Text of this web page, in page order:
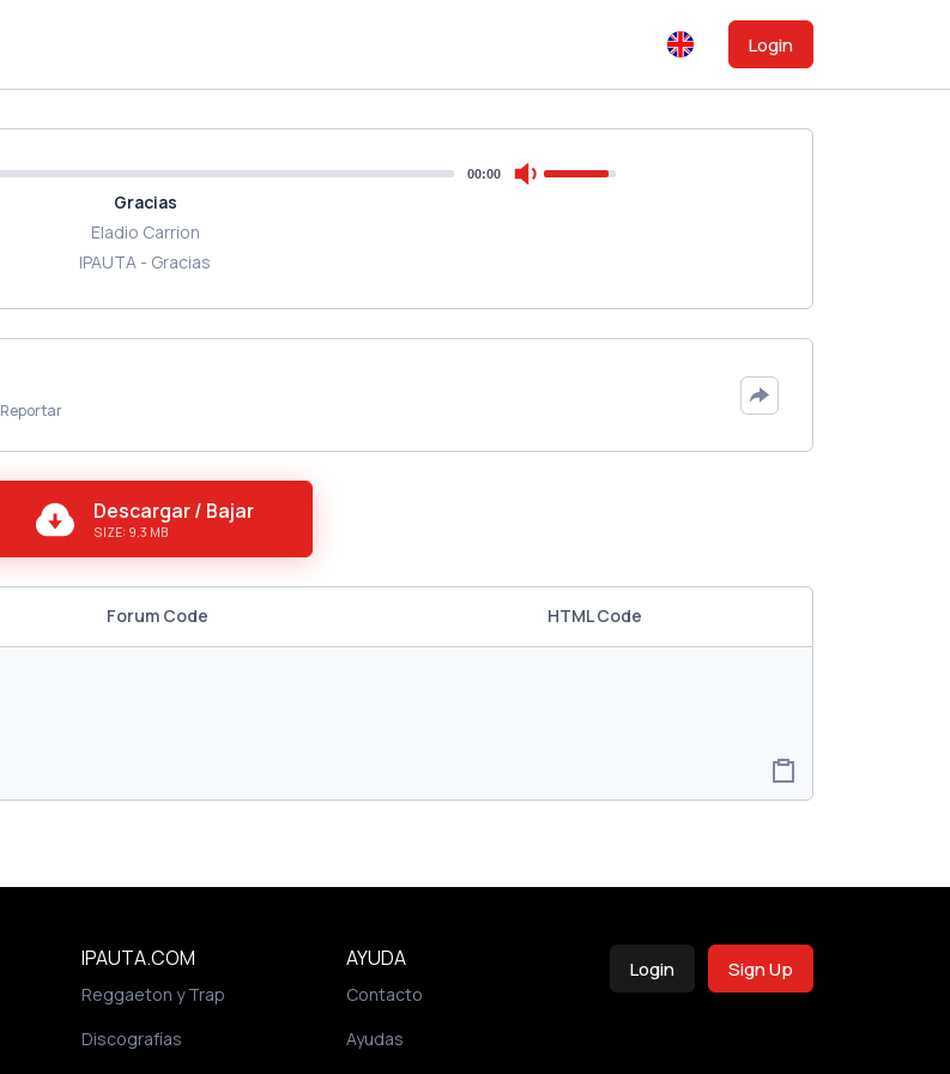
Login
00:00
Gracias
Eladio Carrion
IPAUTA - Gracias
Reportar
Descargar / Bajar
SIZE: 9.3 MB
Forum Code HTML Code
IPAUTA.COM
Reggaeton y Trap
Discografías
AYUDA
Contacto
Ayudas
Login Sign Up